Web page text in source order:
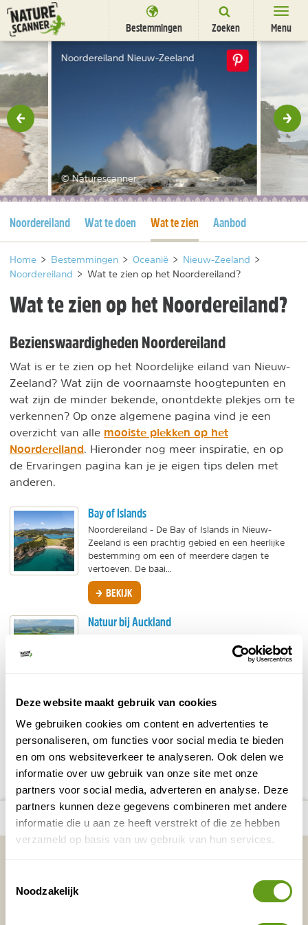
Deze website maakt gebruik van cookies
We gebruiken cookies om content en advertenties te
personaliseren, om functies voor social media te bieden
en om ons websiteverkeer te analyseren. Ook delen we
informatie over uw gebruik van onze site met onze
partners voor social media, adverteren en analyse. Deze
partners kunnen deze gegevens combineren met andere
informatie die u aan ze heeft verstrekt of die ze hebben
verzameld op basis van uw gebruik van hun services.
Noodzakelijk
Ga
naar
content
Bestemmingen Zoeken Menu
Bestemmingen
Activiteiten
Natuurparken
Dieren
Nieuwsbrief Uitgelicht
Noordereiland Nieuw-Zeeland
© Naturescanner
Huidige pagina
Noordereiland Wat te doen Huidige pagina
Wat te zien Aanbod
Home > Bestemmingen > Oceanië > Nieuw-Zeeland
>
Noordereiland
> Wat te zien op het Noordereiland?
Wat te zien op het Noordereiland?
Bezienswaardigheden Noordereiland
Wat is er te zien op het Noordelijke eiland van Nieuw-
Zeeland? Wat zijn de voornaamste hoogtepunten en
wat zijn de minder bekende, onontdekte plekjes om te
verkennen? Op onze algemene pagina vind je een
overzicht van alle mooiste plekken op het
Noordereiland . Hieronder nog meer inspiratie, en op
de Ervaringen pagina kan je je eigen tips delen met
anderen.
Bay of Islands
Noordereiland - De Bay of Islands in Nieuw-
Zeeland is een prachtig gebied en een heerlijke
bestemming om een of meerdere dagen te
vertoeven. De baai...
BEKIJK
Natuur bij Auckland
zoals sommigen denken, wel de grootste stad.
Een reis naar Nieuw-Zeeland vangt vaak aan met
BEKIJK
Deel deze pagina! DELEN OP FACEBOOK
DELEN OP XDELEN VIA DE MAIL
DELEN OP PINTEREST
DELEN OP
number_of_trips:
11 Bekijk alle reizen naar Noordereiland Bekijk kaart